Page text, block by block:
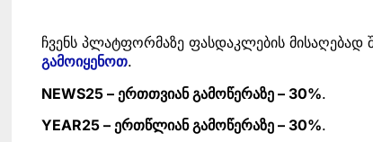
ჩვენს პლატფორმაზე ფასდაკლების
გამოიყენოთ.
NEWS25 – ერთთვიან გამოწერაზე – 30%.
YEAR25 – ერთწლიან გამოწერაზე – 30%.